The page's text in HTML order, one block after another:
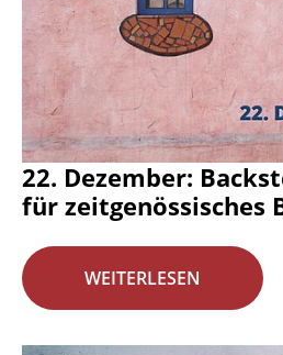
22. Dezember:
für zeitgenössisches
WEITERLESEN